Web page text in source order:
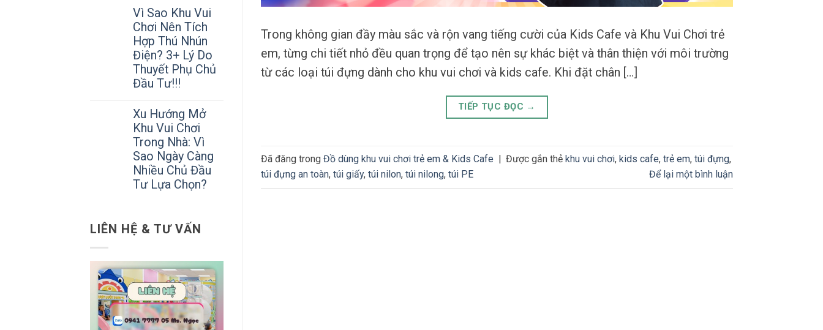
Vì Sao Khu Vui
Chơi Nên Tích
Hợp Thú Nhún
Điện? 3+ Lý Do
Thuyết Phụ Chủ
Đầu Tư!!!
Xu Hướng Mở
Khu Vui Chơi
Trong Nhà: Vì
Sao Ngày Càng
Nhiều Chủ Đầu
Tư Lựa Chọn?
LIÊN HỆ & TƯ VẤN
Trong không gian đầy màu sắc và rộn vang tiếng cười của Kids Cafe và Khu Vui Chơi trẻ
em, từng chi tiết nhỏ đều quan trọng để tạo nên sự khác biệt và thân thiện với môi trường
từ các loại túi đựng dành cho khu vui chơi và kids cafe. Khi đặt chân […]
TIẾP TỤC ĐỌC →
Đã đăng trong Đồ dùng khu vui chơi trẻ em & Kids Cafe Được gắn thẻ khu vui chơi, kids cafe, trẻ em, túi đựng,
túi đựng an toàn, túi giấy, túi nilon, túi nilong, túi PE Để lại một bình luận